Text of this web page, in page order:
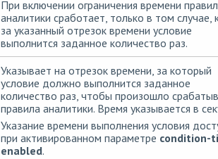
При включении ограничения времени
аналитики сработает, только в том случае,
за указанный отрезок времени условие
выполнится заданное количество раз.
Указывает на отрезок времени, за который
условие должно выполнится заданное
количество раз, чтобы произошло
правила аналитики. Время указывается в
Указание времени выполнения условия
при активированном параметре condition-
enabled.